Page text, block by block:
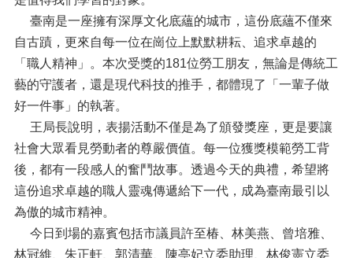
臺南是一座擁有深厚文化底蘊的城市，這份底蘊不僅來
自古蹟，更來自每一位在崗位上默默耕耘、追求卓越的
「職人精神」。本次受獎的181位勞工朋友，無論是傳統工
藝的守護者，還是現代科技的推手，都體現了「一輩子做
好一件事」的執著。
王局長說明，表揚活動不僅是為了頒發獎座，更是要讓
社會大眾看見勞動者的尊嚴價值。每一位獲獎模範勞工背
後，都有一段感人的奮鬥故事。透過今天的典禮，希望將
這份追求卓越的職人靈魂傳遞給下一代，成為臺南最引以
為傲的城市精神。
今日到場的嘉賓包括市議員許至椿、林美燕、曾培雅、
林冠維、朱正軒、郭清華、陳亭妃立委助理、林俊憲立委